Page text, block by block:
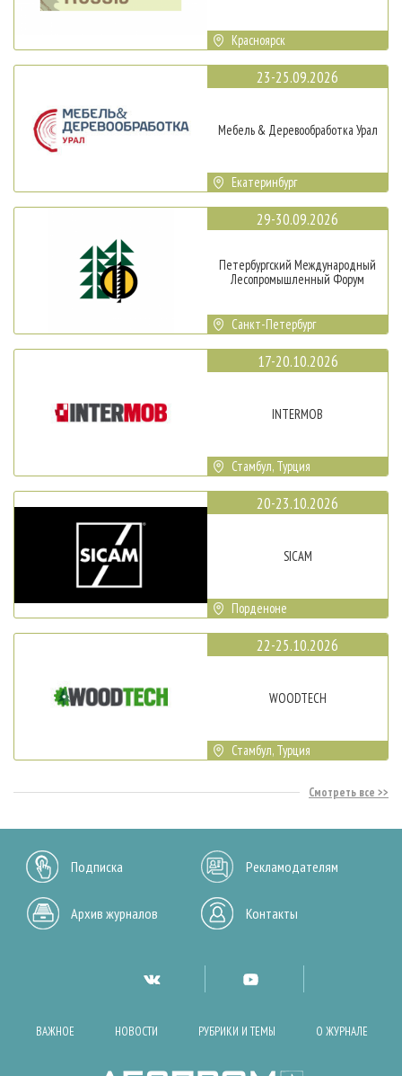
Красноярск
23-25.09.2026
Мебель & Деревообработка Урал
Екатеринбург
29-30.09.2026
Петербургский Международный
Лесопромышленный Форум
Санкт-Петербург
17-20.10.2026
INTERMOB
Стамбул, Турция
20-23.10.2026
SICAM
Порденоне
22-25.10.2026
WOODTECH
Стамбул, Турция
Смотреть все
Подписка Рекламодателям
Архив журналов Контакты
ВАЖНОЕ НОВОСТИ РУБРИКИ И ТЕМЫ О ЖУРНАЛЕ